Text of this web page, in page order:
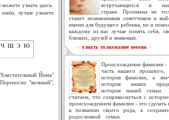
узнать здесь.
лучше узнаете
Ч Ш Э Ю
Йима"
"великий",
встречающихся в
стране. Проимена не
станет незаменимым советчиком в
имени для будущего ребенка, но и
каждому из нас лучше понять себя,
близких, друзей и знакомых.
>> узнать толкование имени<<
Происхождение фамилии -
часть нашего прошлого,
история фамилии, а
история наших
история нашей семьи.
считаем, что соприкоснуться с
происхождением фамилии - это сделать
к познанию своего рода, к
родословной семьи.